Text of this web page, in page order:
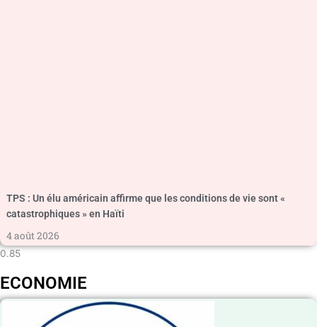
TPS : Un élu américain affirme que les conditions de vie sont «
catastrophiques » en Haïti
4 août 2026
ECONOMIE